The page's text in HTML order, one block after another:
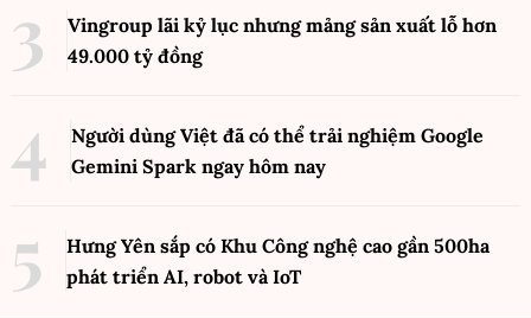
Vingroup lãi kỷ lục nhưng mảng sản xuất lỗ hơn
49.000 tỷ đồng
Người dùng Việt đã có thể trải nghiệm Google
Gemini Spark ngay hôm nay
Hưng Yên sắp có Khu Công nghệ cao gần 500ha
phát triển AI, robot và IoT